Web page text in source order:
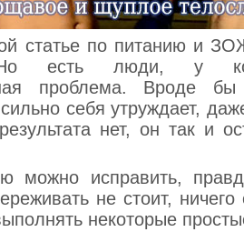
статье по питанию и
Но есть люди, у
проблема. Вроде
себя утруждает,
нет, он так и
можно исправить,
не стоит,
некоторые